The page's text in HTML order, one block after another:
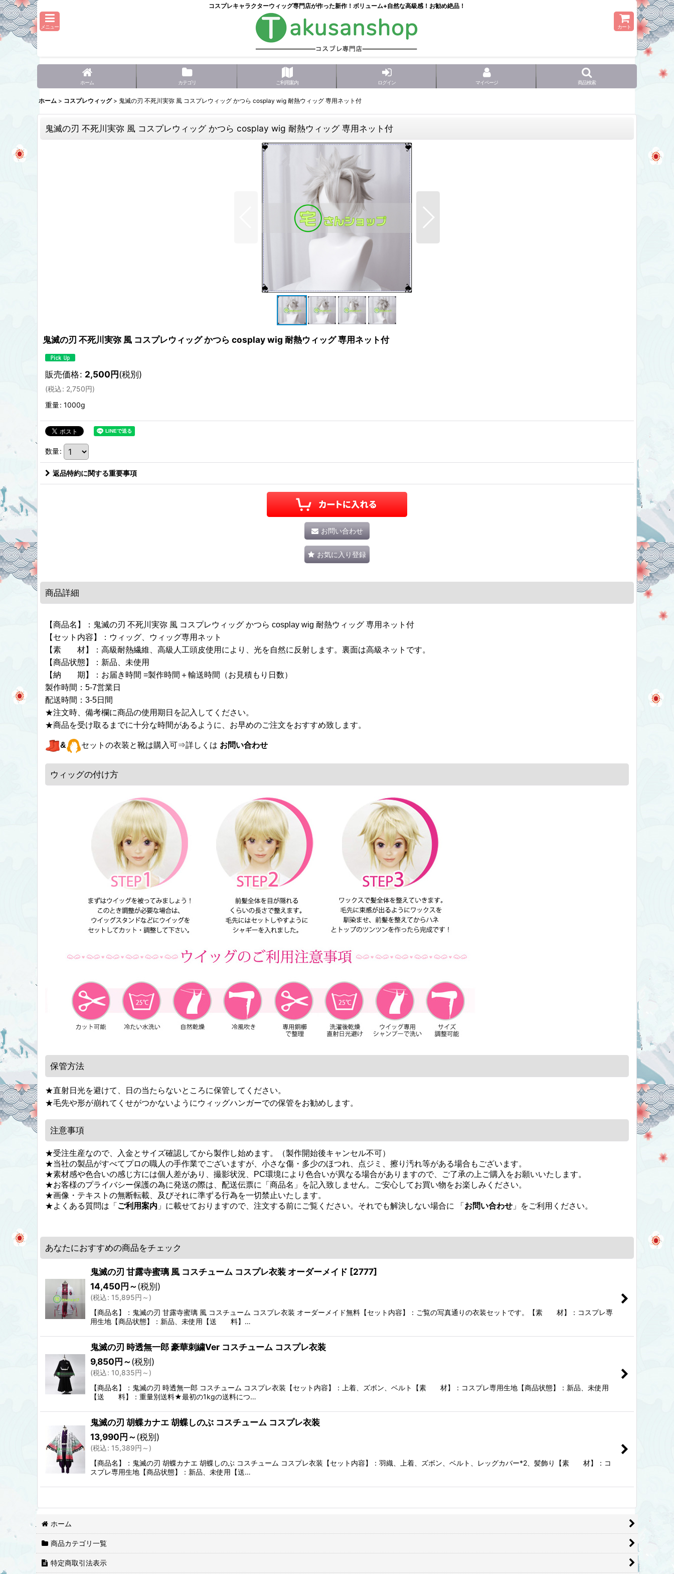
コスプレキャラクターウィッグ専門店が作った新作！ボリューム+自然な高級感！お勧め絶品！
メニュー カート
ホーム カテゴリ ご利用案内 ログイン マイページ 商品検索
ホーム > コスプレウィッグ > 鬼滅の刃 不死川実弥 風 コスプレウィッグ かつら cosplay wig 耐熱ウィッグ 専用ネット付
鬼滅の刃 不死川実弥 風 コスプレウィッグ かつら cosplay wig 耐熱ウィッグ 専用ネット付
鬼滅の刃 不死川実弥 風 コスプレウィッグ かつら cosplay wig 耐熱ウィッグ 専用ネット付
販売価格: 2,500円(税別)
(税込: 2,750円)
重量: 1000g
数量:
返品特約に関する重要事項
お問い合わせ
お気に入り登録
商品詳細
【商品名】：鬼滅の刃 不死川実弥 風 コスプレウィッグ かつら cosplay wig 耐熱ウィッグ 専用ネット付
【セット内容】：ウィッグ、ウィッグ専用ネット
【素 材】：高級耐熱繊維、高級人工頭皮使用により、光を自然に反射します。裏面は高級ネットです。
【商品状態】：新品、未使用
【納 期】：お届き時間 =製作時間＋輸送時間（お見積もり日数）
製作時間：5-7営業日
配送時間：3-5日間
★注文時、備考欄に商品の使用期日を記入してください。
★商品を受け取るまでに十分な時間があるように、お早めのご注文をおすすめ致します。
& セットの衣装と靴は購入可⇒詳しくは お問い合わせ
ウィッグの付け方
保管方法
★直射日光を避けて、日の当たらないところに保管してください。
★毛先や形が崩れてくせがつかないようにウィッグハンガーでの保管をお勧めします。
注意事項
★受注生産なので、入金とサイズ確認してから製作し始めます。（製作開始後キャンセル不可）
★当社の製品がすべてプロの職人の手作業でございますが、小さな傷・多少のほつれ、点ジミ、擦り汚れ等がある場合もございます。
★素材感や色合いの感じ方には個人差があり、撮影状況、PC環境により色合いが異なる場合がありますので、ご了承の上ご購入をお願いいたします。
★お客様のプライバシー保護の為に発送の際は、配送伝票に「商品名」を記入致しません。ご安心してお買い物をお楽しみください。
★画像・テキストの無断転載、及びそれに準ずる行為を一切禁止いたします。
★よくある質問は「 ご利用案内 」に載せておりますので、注文する前にご覧ください。それでも解決しない場合に 「 お問い合わせ 」をご利用ください。
あなたにおすすめの商品をチェック
鬼滅の刃 甘露寺蜜璃 風 コスチューム コスプレ衣装 オーダーメイド [2777]
14,450円～(税別)
(税込: 15,895円 ～ )
【商品名】：鬼滅の刃 甘露寺蜜璃 風 コスチューム コスプレ衣装 オーダーメイド無料【セット内容】：ご覧の写真通りの衣装セットです。【素 材】：コスプレ専
用生地【商品状態】：新品、未使用【送 料】…
鬼滅の刃 時透無一郎 豪華刺繍Ver コスチューム コスプレ衣装
9,850円～(税別)
(税込: 10,835円 ～ )
【商品名】：鬼滅の刃 時透無一郎 コスチューム コスプレ衣装【セット内容】：上着、ズボン、ベルト【素 材】：コスプレ専用生地【商品状態】：新品、未使用
【送 料】：重量別送料★最初の1kgの送料につ…
鬼滅の刃 胡蝶カナエ 胡蝶しのぶ コスチューム コスプレ衣装
13,990円～(税別)
(税込: 15,389円 ～ )
【商品名】：鬼滅の刃 胡蝶カナエ 胡蝶しのぶ コスチューム コスプレ衣装【セット内容】：羽織、上着、ズボン、ベルト、レッグカバー*2、髪飾り【素 材】：コ
スプレ専用生地【商品状態】：新品、未使用【送…
ホーム
商品カテゴリ一覧
特定商取引法表示